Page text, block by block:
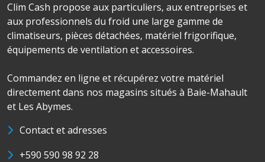
Clim Cash propose aux particuliers, aux entreprises et
aux professionnels du froid une large gamme de
climatiseurs, pièces détachées, matériel frigorifique,
équipements de ventilation et accessoires.
Commandez en ligne et récupérez votre matériel
directement dans nos magasins situés à Baie-Mahault
et Les Abymes.
Contact et adresses
+590 590 98 92 28